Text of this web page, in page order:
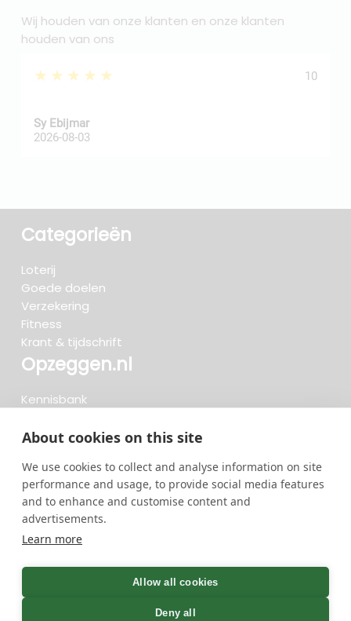
About cookies on this site
We use cookies to collect and analyse information on site
performance and usage, to provide social media features
and to enhance and customise content and
advertisements.
Learn more
Allow all cookies
Deny all
Wij houden van onze klanten en onze klanten
houden van ons
★★★★★ 10
Sy Ebijmar
2026-08-03
Categorieën
Loterij
Goede doelen
Verzekering
Fitness
Krant & tijdschrift
Opzeggen.nl
Kennisbank
Beoordelingen
Meteen opzeggen
734 opzeggingen afgelopen 30 dagen - 3.666.127
opzeggingen in totaal